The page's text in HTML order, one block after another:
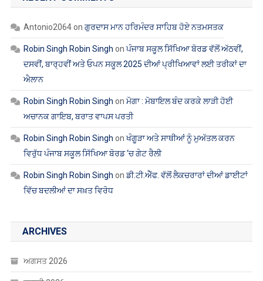
ਵਿਰੁੱਧ ਪੰਜਾਬ ਸਕੂਲ ਸਿੱਖਿਆ ਬੋਰਡ ‘ਚ ਗੇਟ ਰੈਲੀ
Robin Singh Robin Singh onਡੀ.ਟੀ.ਐੱਫ. ਵੱਲੋਂ ਲੈਕਚਰਾਰਾਂ ਦੀਆਂ ਡਾਈਟਾਂ
ਵਿੱਚ ਬਦਲੀਆਂ ਦਾ ਸਖ਼ਤ ਵਿਰੋਧ
ARCHIVES
ਅਗਸਤ 2026
ਜੁਲਾਈ 2026
ਜੂਨ 2026
ਅਪ੍ਰੈਲ 2026
ਮਾਰਚ 2026
ਫਰਵਰੀ 2026